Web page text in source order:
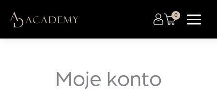
treści
Moje konto